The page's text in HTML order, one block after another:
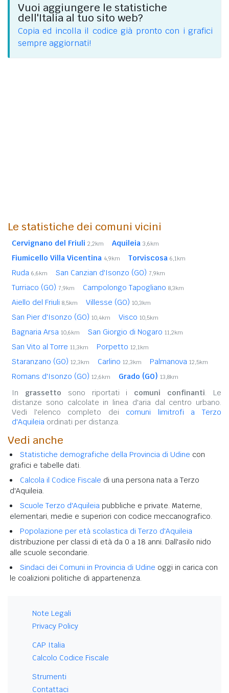
Vuoi aggiungere le statistiche
dell'Italia al tuo sito web?
Copia ed incolla il codice già pronto con i grafici
sempre aggiornati!
Le statistiche dei comuni vicini
Cervignano del Friuli 2,2km Aquileia 3,6km
Fiumicello Villa Vicentina 4,9km Torviscosa 6,1km
Ruda 6,6km San Canzian d'Isonzo (GO) 7,9km
Turriaco (GO) 7,9km Campolongo Tapogliano 8,3km
Aiello del Friuli 8,5km Villesse (GO) 10,3km
San Pier d'Isonzo (GO) 10,4km Visco 10,5km
Bagnaria Arsa 10,6km San Giorgio di Nogaro 11,2km
San Vito al Torre 11,3km Porpetto 12,1km
Staranzano (GO) 12,3km Carlino 12,3km Palmanova 12,5km
Romans d'Isonzo (GO) 12,6km Grado (GO) 13,8km
In grassetto sono riportati i comuni confinanti. Le
distanze sono calcolate in linea d'aria dal centro urbano.
Vedi l'elenco completo dei comuni limitrofi a Terzo
d'Aquileia ordinati per distanza.
Vedi anche
Statistiche demografiche della Provincia di Udine con
grafici e tabelle dati.
Calcola il Codice Fiscale di una persona nata a Terzo
d'Aquileia.
Scuole Terzo d'Aquileia pubbliche e private. Materne,
elementari, medie e superiori con codice meccanografico.
Popolazione per età scolastica di Terzo d'Aquileia
distribuzione per classi di età da 0 a 18 anni. Dall'asilo nido
alle scuole secondarie.
Sindaci dei Comuni in Provincia di Udine oggi in carica con
le coalizioni politiche di appartenenza.
Note Legali
Privacy Policy
CAP Italia
Calcolo Codice Fiscale
Strumenti
Contattaci